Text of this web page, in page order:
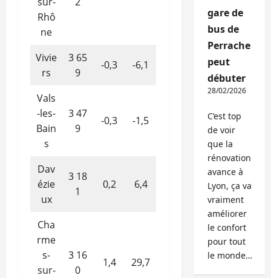
Rhô
ne
Vivie
rs
3 65
9
-0,3 -6,1
Vals
-les-
Bain
s
3 47
9
-0,3 -1,5
Dav
ézie
ux
3 18
1
0,2 6,4
Cha
rme
s-
sur-
3 16
0
1,4 29,7
gare de
bus de
Perrache
peut
débuter
28/02/2026
C’est top
de voir
que la
rénovation
avance à
Lyon, ça va
vraiment
améliorer
le confort
pour tout
le monde…